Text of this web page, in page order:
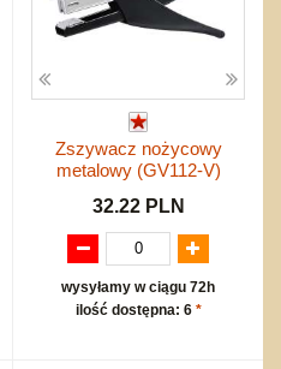
Zszywacz nożycowy
metalowy (GV112-V)
32.22 PLN
wysyłamy w ciągu 72h
ilość dostępna: 6 *